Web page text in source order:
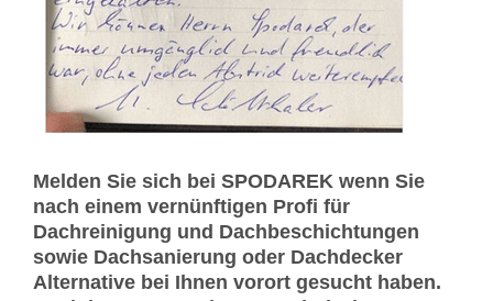
Melden Sie sich bei SPODAREK wenn Sie
nach einem vernünftigen Profi für
Dachreinigung und Dachbeschichtungen
sowie Dachsanierung oder Dachdecker
Alternative bei Ihnen vorort gesucht haben.